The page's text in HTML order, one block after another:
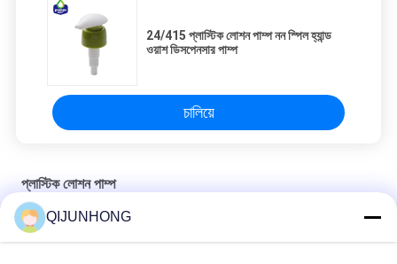
24/415 প্লাস্টিক লোশন পাম্প নন স্পিল হ্যান্ড
ওয়াশ ডিসপেনসার পাম্প
চালিয়ে
প্লাস্টিক লোশন পাম্প
4ml ডোজ সহ 33/410 ডিশ ওয়াশিং লিকুইড ডিসপেনসার সবুজ রঙ
QIJUNHONG